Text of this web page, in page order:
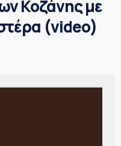
Κοζάνης με
(video)